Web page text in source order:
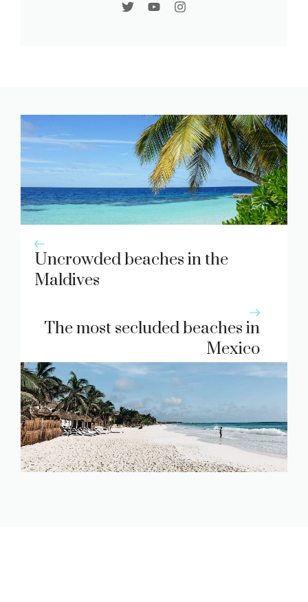
Uncrowded beaches in the
Maldives
The most secluded beaches in
Mexico